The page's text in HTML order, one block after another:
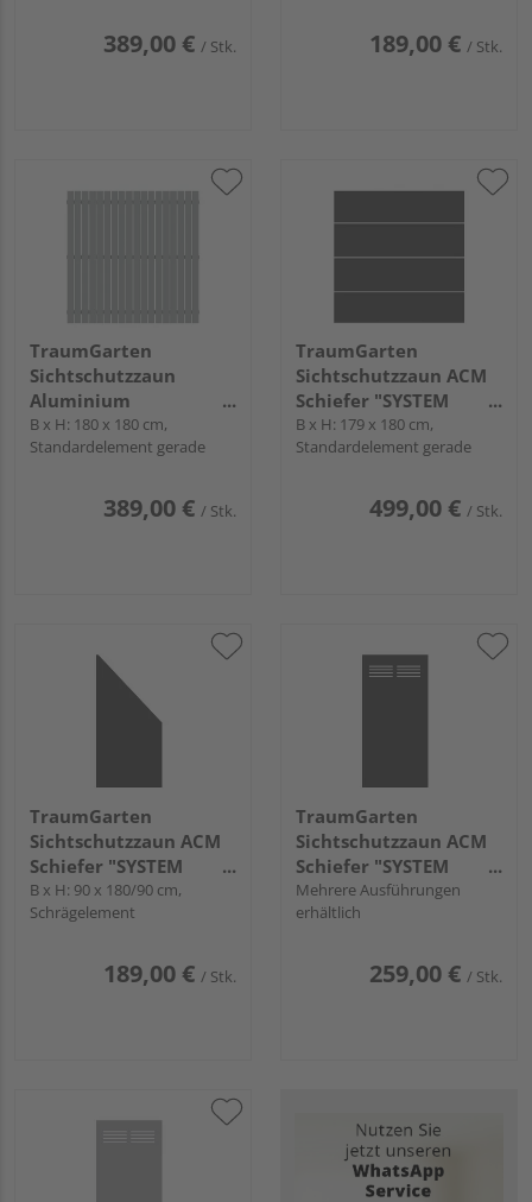
389,00 € / Stk. 189,00 € / Stk.
TraumGarten
Sichtschutzzaun
Aluminium
pulverbeschichtet
silber "SQUADRA"
B x H: 180 x 180 cm,
Standardelement gerade
389,00 € / Stk.
TraumGarten
Sichtschutzzaun ACM
Schiefer "SYSTEM
BOARD XL"
B x H: 179 x 180 cm,
Standardelement gerade
499,00 € / Stk.
TraumGarten
Sichtschutzzaun ACM
Schiefer "SYSTEM
BOARD"
B x H: 90 x 180/90 cm,
Schrägelement
189,00 € / Stk.
TraumGarten
Sichtschutzzaun ACM
Schiefer "SYSTEM
BOARD"
Mehrere Ausführungen
erhältlich
259,00 € / Stk.